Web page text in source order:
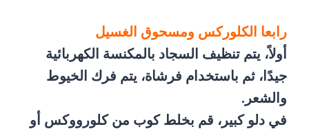
رابعا الكلوركس ومسحوق الغسيل
أولاً، يتم تنظيف السجاد بالمكنسة الكهربائية
جيدًا، ثم باستخدام فرشاة، يتم فرك الخيوط
والشعر.
في دلو كبير، قم بخلط كوب من كلورووكس أو